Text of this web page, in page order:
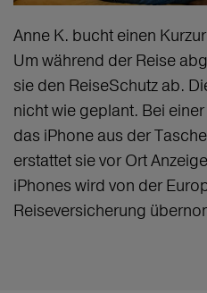
Anne K. bucht einen
Um während der Reise
sie den ReiseSchutz ab.
nicht wie geplant. Bei
das iPhone aus der
erstattet sie vor Ort
iPhones wird von der
Reiseversicherung